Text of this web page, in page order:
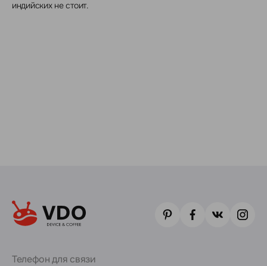
индийских не стоит.
Телефон для связи